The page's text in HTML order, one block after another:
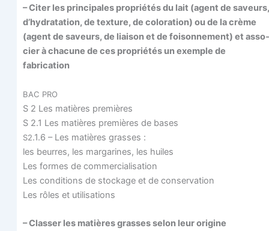
– Citer les prin­ci­pales pro­prié­tés du lait (agent de saveurs,
d’hydratation, de tex­ture, de colo­ra­tion) ou de la crème
(agent de saveurs, de liai­son et de foi­son­ne­ment) et asso­
cier à cha­cune de ces pro­prié­tés un exemple de
fabrication
BAC PRO
S 2 Les matières premières
S 2.1 Les matières pre­mières de bases
S2.1.6 – Les matières grasses :
les beurres, les mar­ga­rines, les huiles
Les formes de commercialisation
Les condi­tions de sto­ckage et de conservation
Les rôles et utilisations
– Clas­ser les matières grasses selon leur origine